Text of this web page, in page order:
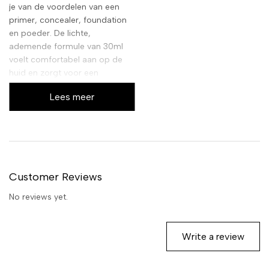
je van de voordelen van een
primer, concealer, foundation
en poeder. De lichte,
ademende formule van 30ml
voelt comfortabel aan op de
huid en zorgt voor een
natuurlijke, zijdezachte finish
zonder te maskeren. Perfect
voor dagelijks gebruik!
Lees meer
Customer Reviews
No reviews yet.
Write a review